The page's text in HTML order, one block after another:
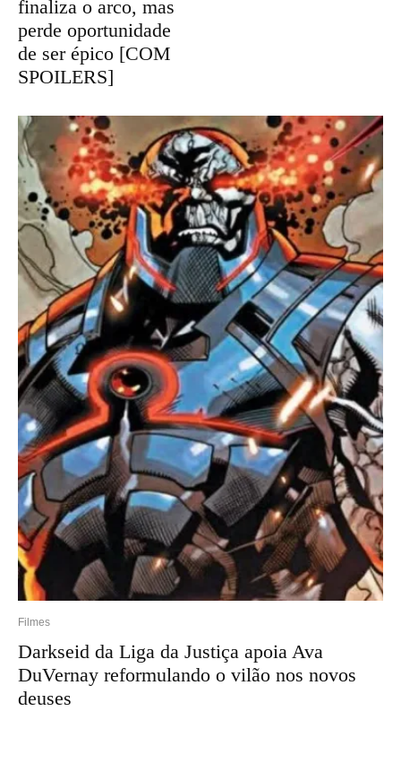
finaliza o arco, mas
perde oportunidade
de ser épico [COM
SPOILERS]
Filmes
Darkseid da Liga da Justiça apoia Ava
DuVernay reformulando o vilão nos novos
deuses